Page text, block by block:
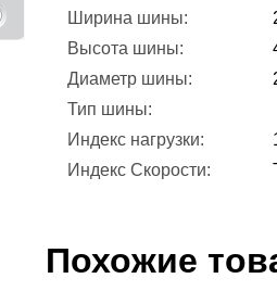
Ширина шины:
Высота шины:
Диаметр шины:
Тип шины:
Индекс нагрузки:
Индекс Скорости:
Похожие